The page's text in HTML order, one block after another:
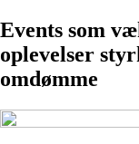
Events som
oplevelser
omdømme